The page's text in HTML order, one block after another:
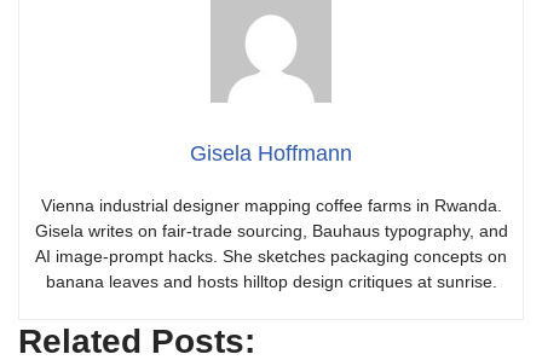
Gisela Hoffmann
Vienna industrial designer mapping coffee farms in Rwanda.
Gisela writes on fair-trade sourcing, Bauhaus typography, and
AI image-prompt hacks. She sketches packaging concepts on
banana leaves and hosts hilltop design critiques at sunrise.
Related Posts: